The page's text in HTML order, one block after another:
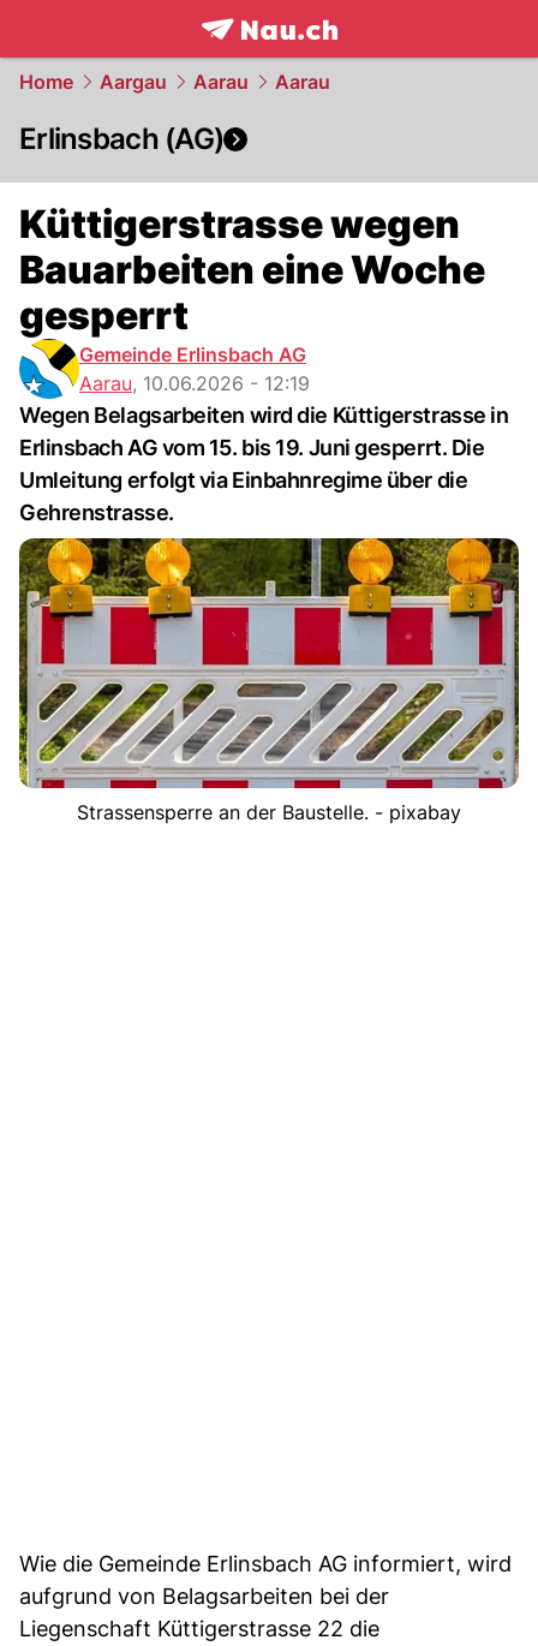
frontpage.NAU.ch
Home Aargau Aarau Aarau
Erlinsbach (AG)
Küttigerstrasse wegen
Bauarbeiten eine Woche
gesperrt
Gemeinde Erlinsbach AG
Aarau, 10.06.2026 - 12:19
Wegen Belagsarbeiten wird die Küttigerstrasse in
Erlinsbach AG vom 15. bis 19. Juni gesperrt. Die
Umleitung erfolgt via Einbahnregime über die
Gehrenstrasse.
Strassensperre an der Baustelle. - pixabay
Wie die Gemeinde Erlinsbach AG informiert, wird
aufgrund von Belagsarbeiten bei der
Liegenschaft Küttigerstrasse 22 die